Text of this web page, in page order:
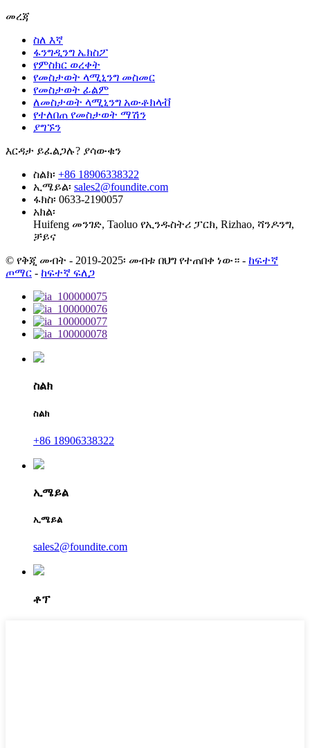
መረጃ
ስለ እኛ
ፋንግዲንግ ኤክስፖ
የምስክር ወረቀት
የመስታወት ላሚኒንግ መስመር
የመስታወት ፊልም
ለመስታወት ላሚኒንግ አውቶክላቭ
የተለበጠ የመስታወት ማሽን
ያግኙን
እርዳታ ይፈልጋሉ? ያሳውቁን
ስልክ፡ +86 18906338322
ኢሜይል፡ sales2@foundite.com
ፋክስ፡ 0633-2190057
አክል፡
Huifeng መንገድ, Taoluo የኢንዱስትሪ ፓርክ, Rizhao, ሻንዶንግ,
ቻይና
© የቅጂ መብት - 2019-2025፡ መብቱ በህግ የተጠበቀ ነው። - ከፍተኛ
ጦማር - ከፍተኛ ፍለጋ
ስልክ
ስልክ
+86 18906338322
ኢሜይል
ኢሜይል
sales2@foundite.com
ቶፕ